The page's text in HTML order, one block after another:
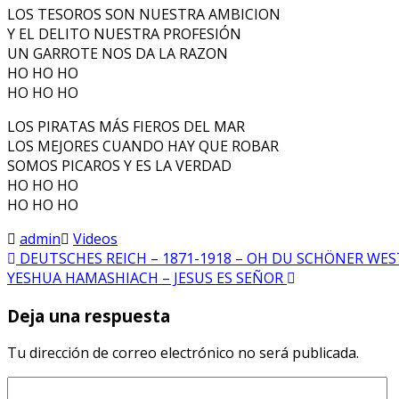
LOS TESOROS SON NUESTRA AMBICION
Y EL DELITO NUESTRA PROFESIÓN
UN GARROTE NOS DA LA RAZON
HO HO HO
HO HO HO
LOS PIRATAS MÁS FIEROS DEL MAR
LOS MEJORES CUANDO HAY QUE ROBAR
SOMOS PICAROS Y ES LA VERDAD
HO HO HO
HO HO HO
admin
Videos
DEUTSCHES REICH – 1871-1918 – OH DU SCHÖNER
YESHUA HAMASHIACH – JESUS ES SEÑOR
Deja una respuesta
Tu dirección de correo electrónico no será publicada.